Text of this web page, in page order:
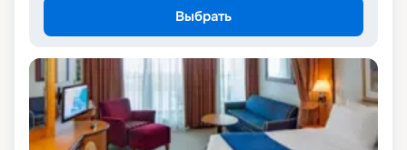
Выбрать